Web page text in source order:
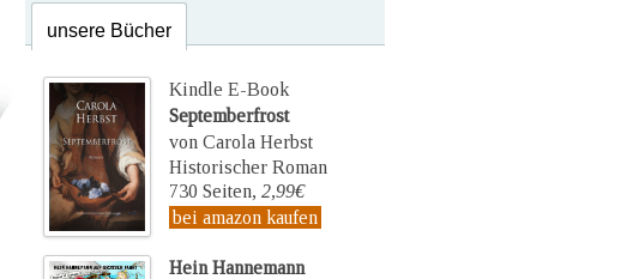
unsere Bücher
Kindle E-Book
Septemberfrost
von Carola Herbst
Historischer Roman
730 Seiten, 2,99€
bei amazon kaufen
Hein Hannemann